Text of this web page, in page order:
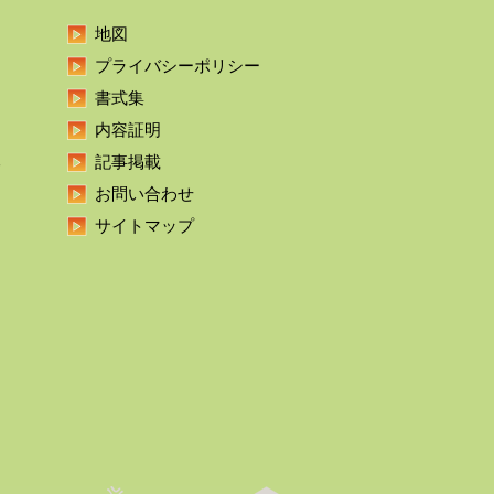
地図
プライバシーポリシー
書式集
内容証明
記事掲載
お問い合わせ
サイトマップ